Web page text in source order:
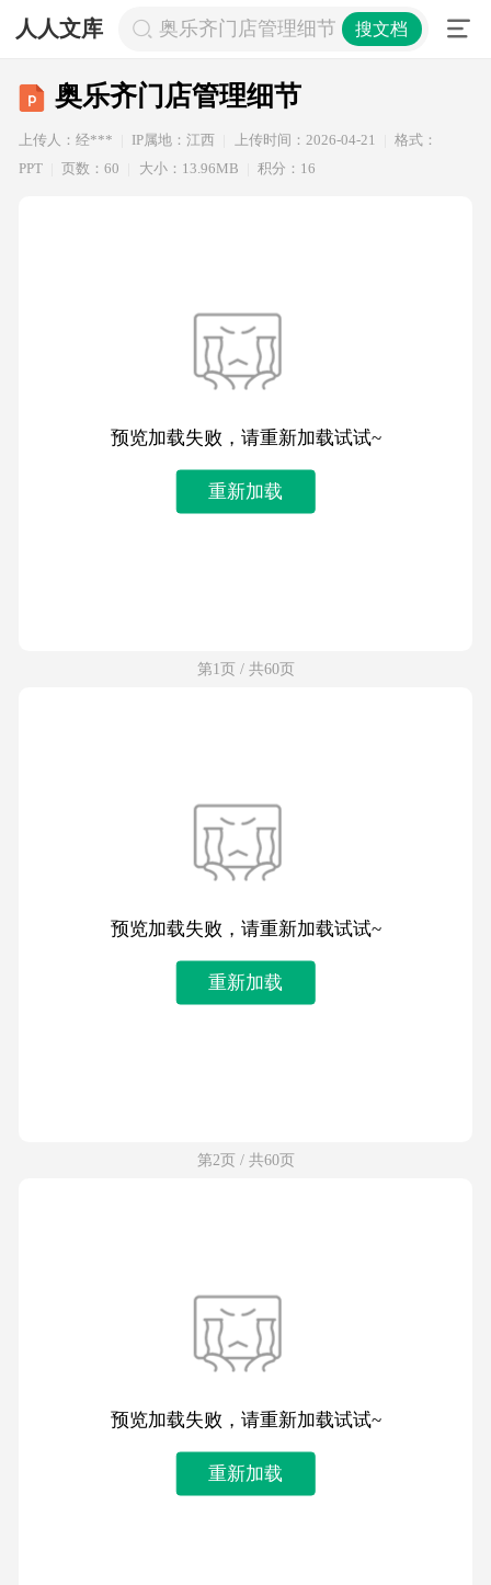
人人文库 奥乐齐门店管理细节 搜文档
奥乐齐门店管理细节
上传人：经*** IP属地：江西 上传时间：2026-04-21
格式：
PPT
页数：60 大小：13.96MB 积分：16
预览加载失败，请重新加载试试~
重新加载
第1页 / 共60页
预览加载失败，请重新加载试试~
重新加载
第2页 / 共60页
预览加载失败，请重新加载试试~
重新加载